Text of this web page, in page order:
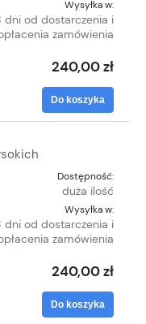
Wysyłka w:
dni od dostarczenia i
zamówienia
240,00 zł
Do koszyka
Dostępność:
duża ilość
Wysyłka w:
dni od dostarczenia i
zamówienia
240,00 zł
Do koszyka